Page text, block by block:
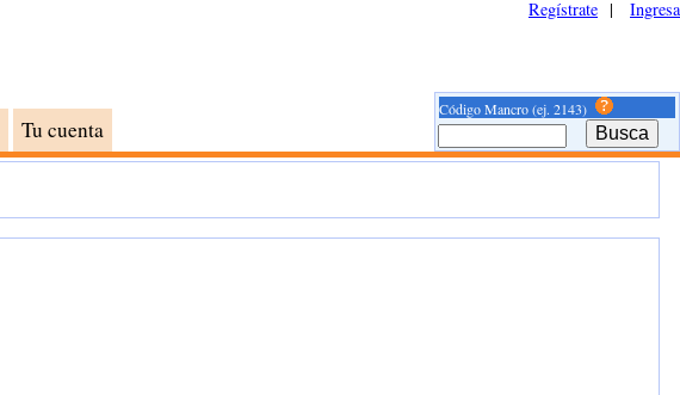
Tu cuenta
Regístrate | Ingresa
Código Mancro (ej. 2143)